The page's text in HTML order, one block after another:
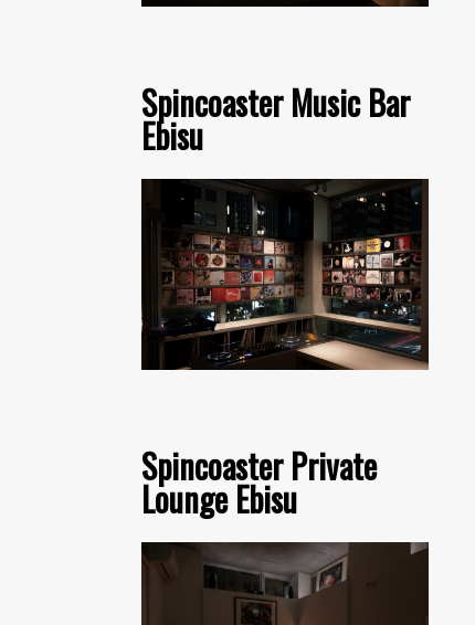
Spincoaster Music Bar
Ebisu
Spincoaster Private
Lounge Ebisu